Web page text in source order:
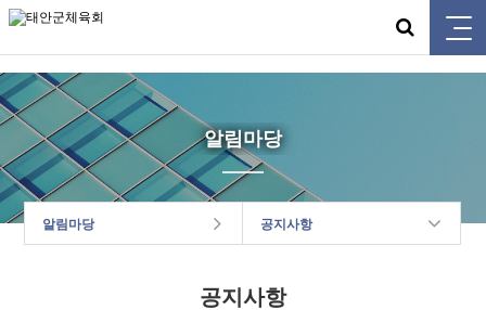
태안군체육회
알림마당
알림마당 공지사항
공지사항